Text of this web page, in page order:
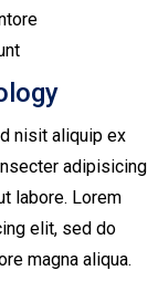
nisit aliquip ex
adipisicing
labore. Lorem
elit, sed do
magna aliqua.